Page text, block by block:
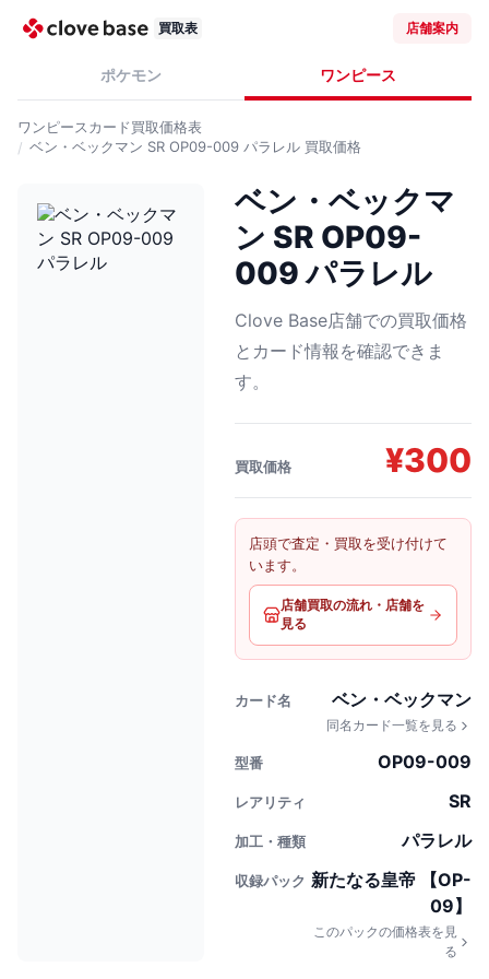
買取表 店舗案内
ポケモン ワンピース
ワンピースカード買取価格表
ベン・ベックマン SR OP09-009 パラレル 買取価格
ベン・ベックマ
ン SR OP09-
009 パラレル
Clove Base店舗での買取価格
とカード情報を確認できま
す。
買取価格 ¥300
店頭で査定・買取を受け付けて
います。
店舗買取の流れ・店舗を
見る
カード名 ベン・ベックマン
同名カード一覧を見る
型番 OP09-009
レアリティ SR
加工・種類 パラレル
収録パック 新たなる皇帝 【OP-
09】
このパックの価格表を見
る